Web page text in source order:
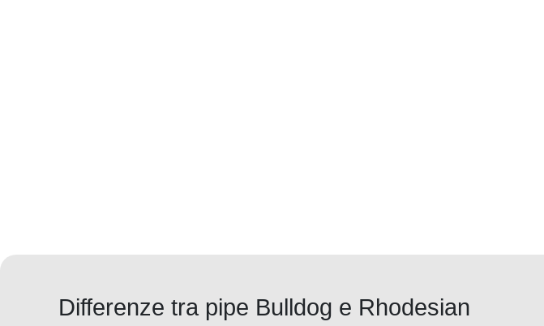
Differenze tra pipe Bulldog e Rhodesian